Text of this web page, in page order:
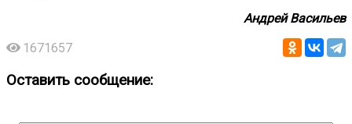
Андрей Васильев
1671657
Оставить сообщение: